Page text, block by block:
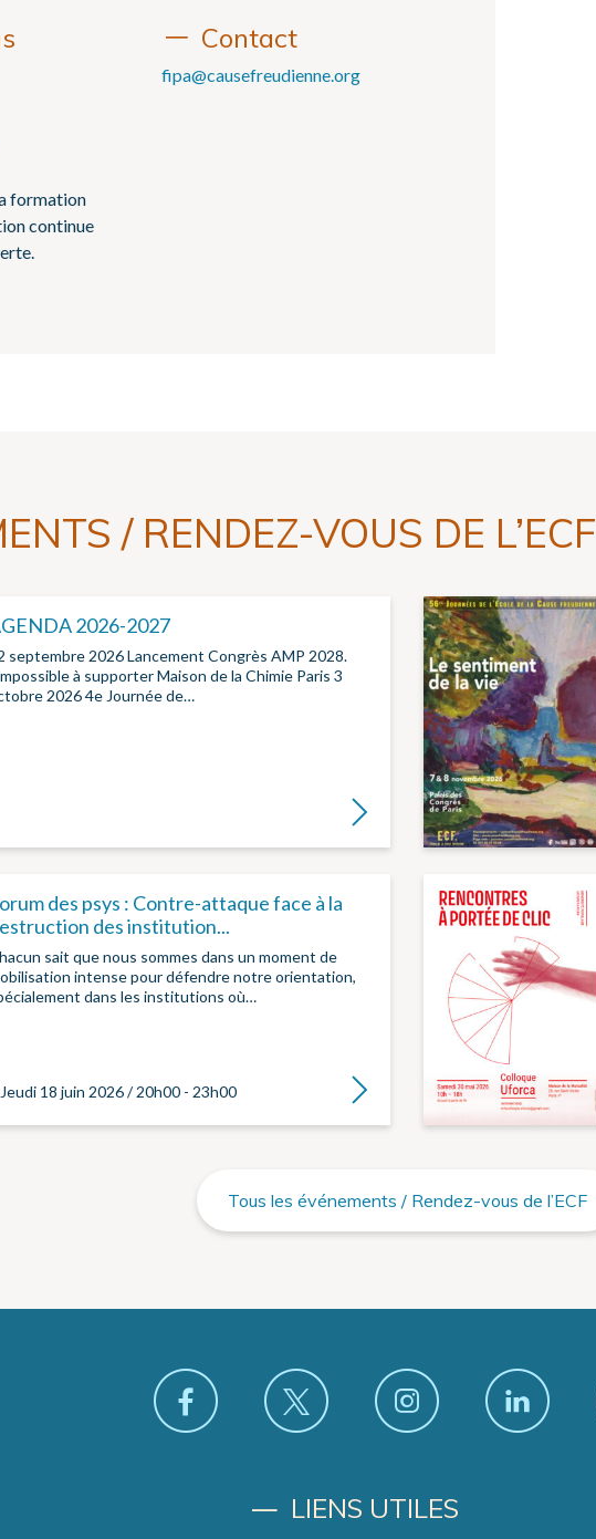
formation
continue
Contact
fipa@causefreudienne.org
/ RENDEZ-VOUS DE L’ECF
2026-2027
septembre 2026 Lancement Congrès AMP 2028.
à supporter Maison de la Chimie Paris 3
2026 4e Journée de…
Lire la suite
des psys : Contre-attaque face à la
des institution...
sait que nous sommes dans un moment de
intense pour défendre notre orientation,
dans les institutions où…
Jeudi 18 juin 2026 / 20h00 - 23h00 Lire la suite
Tous les événements / Rendez-vous de l’ECF
LIENS UTILES